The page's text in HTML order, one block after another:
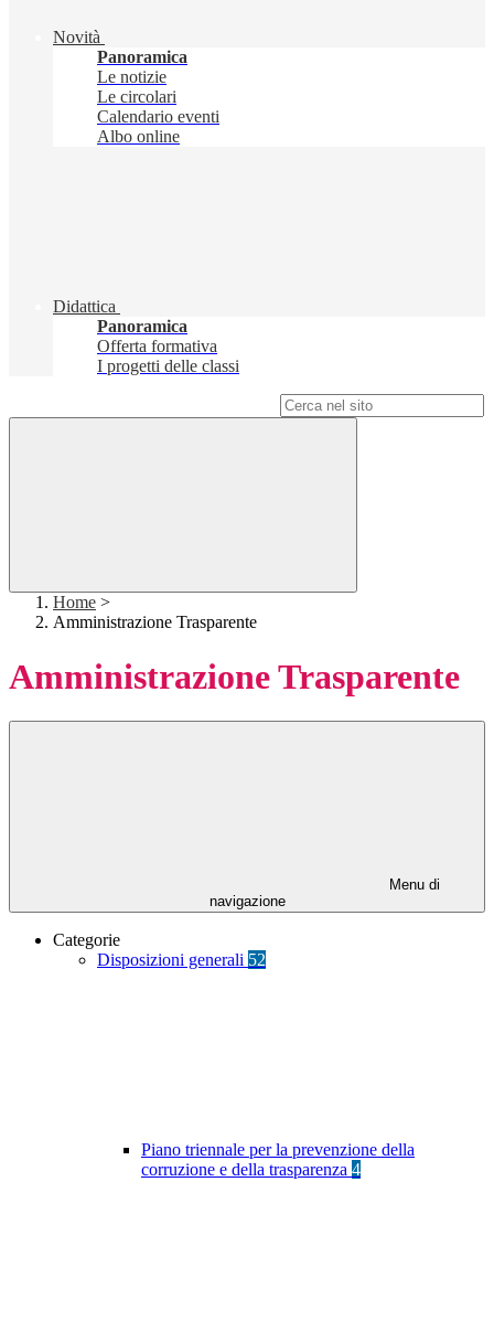
Novità
Panoramica
Le notizie
Le circolari
Calendario eventi
Albo online
Didattica
Panoramica
Offerta formativa
I progetti delle classi
Home >
Amministrazione Trasparente
Amministrazione Trasparente
Menu di
navigazione
Categorie
Disposizioni generali 52
Piano triennale per la prevenzione della
corruzione e della trasparenza 4